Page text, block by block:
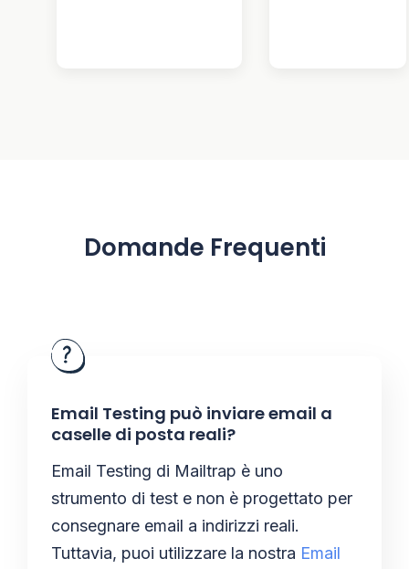
Domande Frequenti
Email Testing può inviare email a
caselle di posta reali?
Email Testing di Mailtrap è uno
strumento di test e non è progettato per
consegnare email a indirizzi reali.
Tuttavia, puoi utilizzare la nostra Email